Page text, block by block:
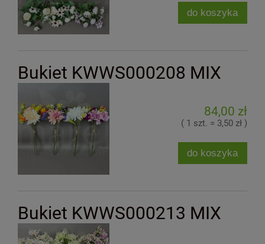
do koszyka
Bukiet KWWS000208 MIX
84,00 zł
( 1 szt. = 3,50 zł )
do koszyka
Bukiet KWWS000213 MIX